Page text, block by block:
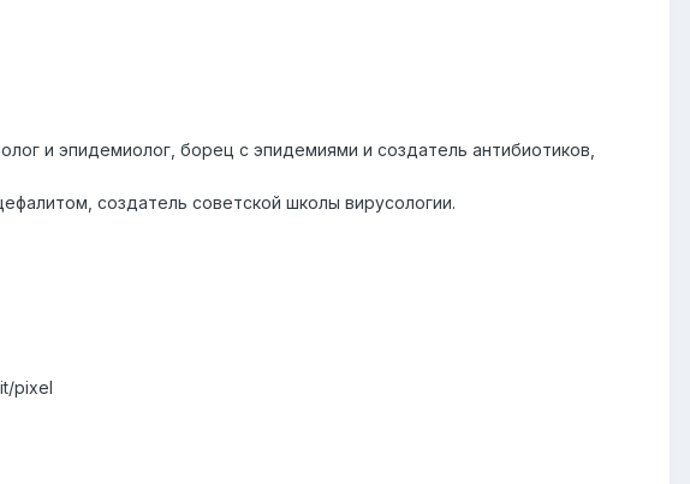
и эпидемиолог, борец с эпидемиями и создатель антибиотиков,
создатель советской школы вирусологии.
pixel